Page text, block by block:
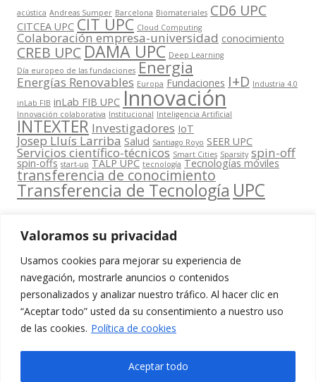
Valoramos su privacidad
Usamos cookies para mejorar su experiencia de
navegación, mostrarle anuncios o contenidos
personalizados y analizar nuestro tráfico. Al hacer clic en
“Aceptar todo” usted da su consentimiento a nuestro uso
de las cookies. Política de cookies
Aceptar todo
acústica Andreas Sumper Barcelona Biomateriales CD6 UPC
CITCEA UPC CIT UPC Cloud Computing
Colaboración empresa-universidad conocimiento
CREB UPCDAMA UPC Deep Learning
Día europeo de las fundaciones Energia
Energías Renovables Europa Fundaciones I+D Industria 4.0
inLab FIB inLab FIB UPC Innovación
Innovación colaborativa Institucional Inteligencia Artificial
INTEXTER Investigadores IoT
Josep Lluís Larriba Salud Santiago Royo SEER UPC
Servicios científico-técnicos Smart Cities Sparsity spin-off
spin-offs start-up TALP UPC tecnología Tecnologías móviles
transferencia de conocimiento
Transferencia de Tecnología UPC
Contacta
amb
nosaltres
Edifici
www.cit.upc.edu
+34 93 405 44
Segueix-nos